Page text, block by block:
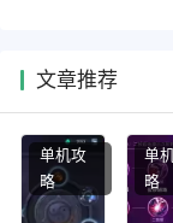
文章推荐
单机攻
略
单
略